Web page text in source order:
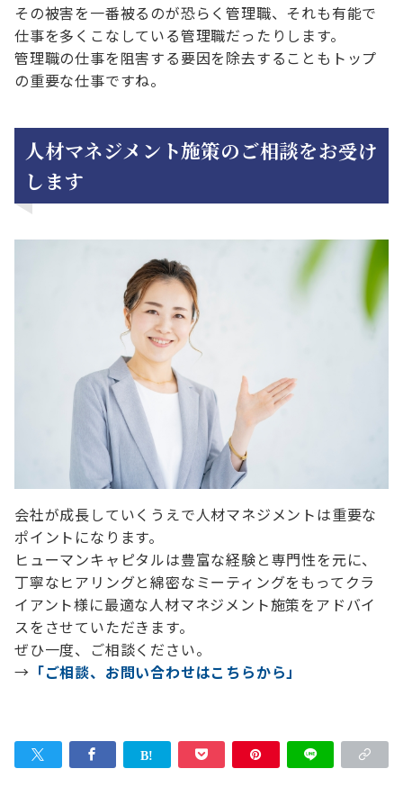
その被害を一番被るのが恐らく管理職、それも有能で
仕事を多くこなしている管理職だったりします。
管理職の仕事を阻害する要因を除去することもトップ
の重要な仕事ですね。
人材マネジメント施策のご相談をお受け
します
会社が成長していくうえで人材マネジメントは重要な
ポイントになります。
ヒューマンキャピタルは豊富な経験と専門性を元に、
丁寧なヒアリングと綿密なミーティングをもってクラ
イアント様に最適な人材マネジメント施策をアドバイ
スをさせていただきます。
ぜひ一度、ご相談ください。
→ 「ご相談、お問い合わせはこちらから」